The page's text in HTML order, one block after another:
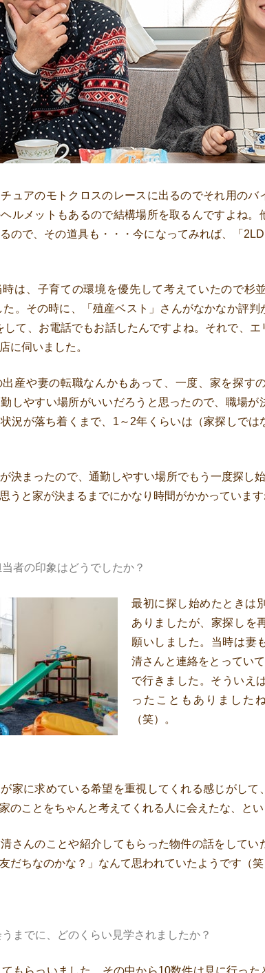
ュアのモトクロスのレースに出るのでそれ用のバ
ルメットもあるので結構場所を取るんですよね。
ので、その道具も・・・今になってみれば、「
は、子育ての環境を優先して考えていたので杉
。その時に、「殖産ベスト」さんがなかなか評
して、お電話でもお話したんですよね。それで、
に伺いました。
産や妻の転職なんかもあって、一度、家を探す
しやすい場所がいいだろうと思ったので、職場が
況が落ち着くまで、1～2年くらいは（家探しでは
決まったので、通勤しやすい場所でもう一度探し
うと家が決まるまでにかなり時間がかかっています
者の印象はどうでしたか？
最初に探し始めたときは
ありましたが、家探しを
願いしました。当時は妻
清さんと連絡をとってい
で行きました。そういえ
ったこともありました
（笑）。
家に求めている希望を重視してくれる感じがして
のことをちゃんと考えてくれる人に会えたな、とい
さんのことや紹介してもらった物件の話をしてい
だちなのかな？」なんて思われていたようです（笑
までに、どのくらい見学されましたか？
もらっいました。その中から10数件は見に行っ